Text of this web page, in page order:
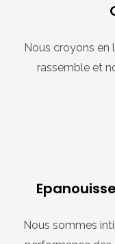
Nous croyons en
rassemble et
Nous sommes